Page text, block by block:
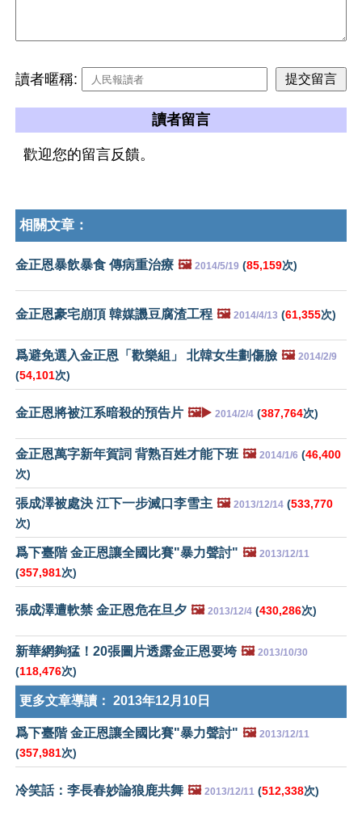
讀者暱稱:
讀者留言
歡迎您的留言反饋。
相關文章：
金正恩暴飲暴食 傳病重治療 🖼️ 2014/5/19 (85,159次)
金正恩豪宅崩頂 韓媒譏豆腐渣工程 🖼️ 2014/4/13 (61,355次)
爲避免選入金正恩「歡樂組」 北韓女生劃傷臉 🖼️ 2014/2/9
(54,101次)
金正恩將被江系暗殺的預告片 🖼️▶️ 2014/2/4 (387,764次)
金正恩萬字新年賀詞 背熟百姓才能下班 🖼️ 2014/1/6 (46,400
次)
張成澤被處決 江下一步滅口李雪主 🖼️ 2013/12/14 (533,770
次)
爲下臺階 金正恩讓全國比賽"暴力聲討" 🖼️ 2013/12/11
(357,981次)
張成澤遭軟禁 金正恩危在旦夕 🖼️ 2013/12/4 (430,286次)
新華網夠猛！20張圖片透露金正恩要垮 🖼️ 2013/10/30
(118,476次)
更多文章導讀： 2013年12月10日
爲下臺階 金正恩讓全國比賽"暴力聲討" 🖼️ 2013/12/11
(357,981次)
冷笑話：李長春妙論狼鹿共舞 🖼️ 2013/12/11 (512,338次)